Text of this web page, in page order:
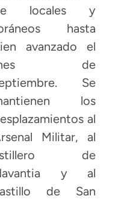
locales y
hasta
avanzado el
de
Se
los
al
Militar, al
de
y al
de San